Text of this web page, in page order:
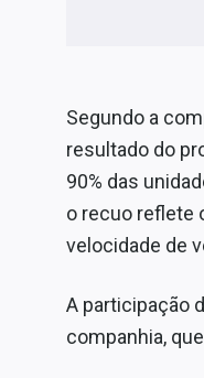
Segundo a
resultado do
90% das
o recuo reflete
velocidade de
A participação
companhia,